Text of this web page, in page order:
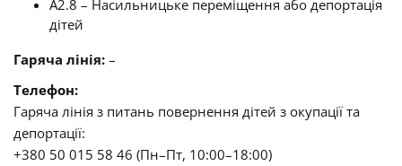
A2.8 – Насильницьке переміщення або депортація
дітей
Гаряча лінія: –
Телефон:
Гаряча лінія з питань повернення дітей з окупації та
депортації:
+380 50 015 58 46 (Пн–Пт, 10:00–18:00)